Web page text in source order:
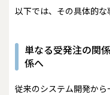
以下では、その具体的な
単なる受発注の関
係へ
従来のシステム開発か